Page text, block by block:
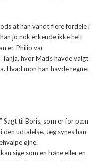
at han vandt flere fordele i
jo nok erkende ikke helt
er. Philip var
hvor Mads havde valgt
Hvad mon han havde regnet
til Boris, som er for pæn
udtalelse. Jeg synes han
øjne.
sige som en høne eller en